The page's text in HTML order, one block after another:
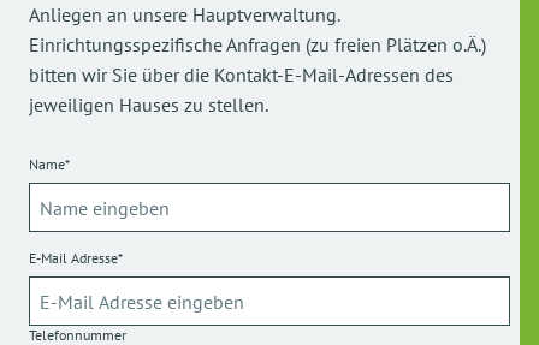
Anliegen an unsere Hauptverwaltung.
Einrichtungsspezifische Anfragen (zu freien Plätzen o.Ä.)
bitten wir Sie über die Kontakt-E-Mail-Adressen des
jeweiligen Hauses zu stellen.
Name*
E-Mail Adresse*
Telefonnummer